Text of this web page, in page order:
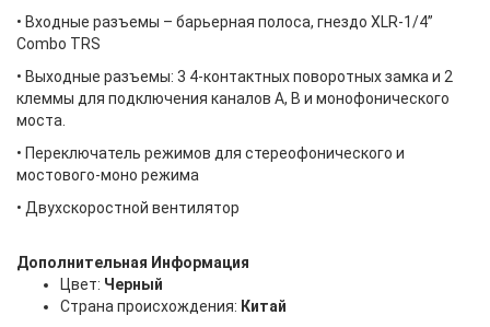
• Входные разъемы – барьерная полоса, гнездо XLR-1/4”
Combo TRS
• Выходные разъемы: 3 4-контактных поворотных замка и 2
клеммы для подключения каналов A, B и монофонического
моста.
• Переключатель режимов для стереофонического и
мостового-моно режима
• Двухскоростной вентилятор
Дополнительная Информация
Цвет: Черный
Страна происхождения: Китай